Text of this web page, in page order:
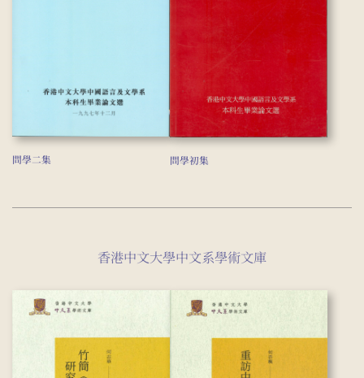
問學二集 問學初集
香港中文大學中文系學術文庫